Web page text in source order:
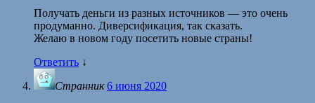
Получать деньги из разных источников — это очень
продуманно. Диверсификация, так сказать.
Желаю в новом году посетить новые страны!
Ответить ↓
Странник6 июня 2020